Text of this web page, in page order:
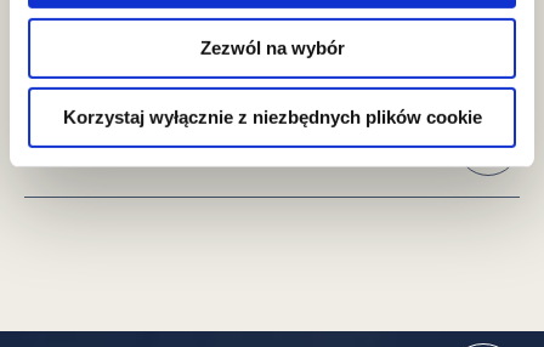
Zezwól na wybór
Korzystaj wyłącznie z niezbędnych plików cookie
VAT proceedings